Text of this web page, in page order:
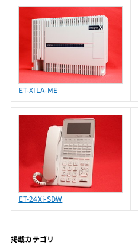
ET-XILA-ME
ET-24Xi-SDW
掲載カテゴリ